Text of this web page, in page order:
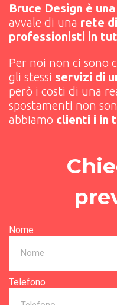
Bruce Design è
avvale di una rete
professionisti in
Per noi non ci sono
gli stessi servizi di
però i costi di una
spostamenti non
abbiamo clienti i in
Nome
Telefono